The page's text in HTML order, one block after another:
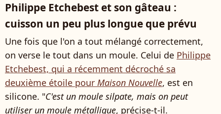
Philippe Etchebest et son gâteau :
cuisson un peu plus longue que prévu
Une fois que l'on a tout mélangé correctement,
on verse le tout dans un moule. Celui de Philippe
Etchebest, qui a récemment décroché sa
deuxième étoile pour Maison Nouvelle, est en
silicone. "C'est un moule silpate, mais on peut
utiliser un moule métallique, précise-t-il.